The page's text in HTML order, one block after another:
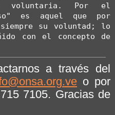
voluntaria. Por el
es aquel que por
su voluntad; lo
con el concepto de
a través del
o por
7105. Gracias de